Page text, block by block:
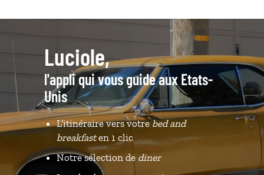
Luciole,
l'appli qui vous guide aux Etats-
Unis
L’itinéraire vers votrebed and
breakfasten 1 clic
Notre sélection de diner